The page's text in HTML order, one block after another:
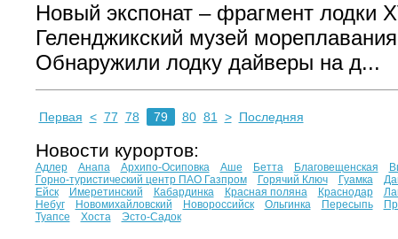
Новый экспонат – фрагмент лодки
Геленджикский музей
Обнаружили лодку дайверы на д...
Первая < 77 78 79 80 81 > Последняя
Новости курортов:
Адлер Анапа Архипо-Осиповка Аше Бетта Благовещенская
Горно-туристический центр ПАО Газпром
Горячий Ключ Гуамка
Ейск
Имеретинский Кабардинка Красная поляна Краснодар
Небуг
Новомихайловский Новороссийск Ольгинка Пересыпь
Туапсе
Хоста Эсто-Садок